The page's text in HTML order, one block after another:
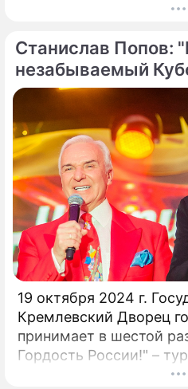
президент Российского
народный артист
Станислав Попов:
незабываемый
19 октября 2024 г.
Кремлевский Дворец
принимает в шестой
Гордость России!" –
бальным танцам!